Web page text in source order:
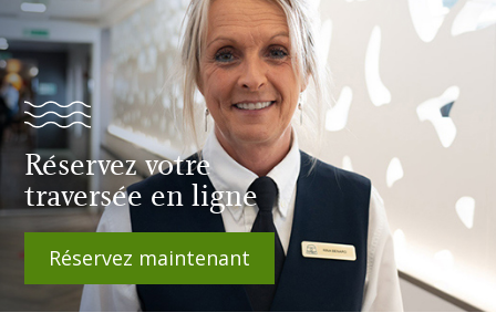
Réservez votre
traversée en ligne
Réservez maintenant